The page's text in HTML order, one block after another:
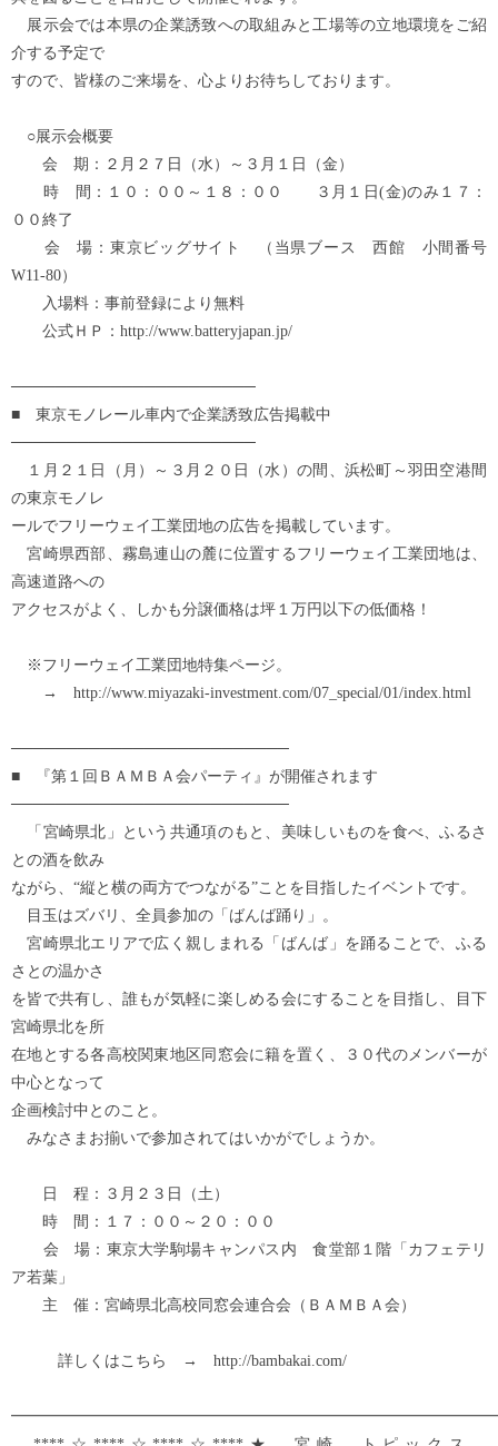
展示会では本県の企業誘致への取組みと工場等の立地環境をご紹
介する予定で
すので、皆様のご来場を、心よりお待ちしております。
○展示会概要
会 期：２月２７日（水）～３月１日（金）
時 間：１０：００～１８：００ ３月１日(金)のみ１７：
００終了
会 場：東京ビッグサイト （当県ブース 西館 小間番号
W11-80）
入場料：事前登録により無料
公式ＨＰ：http://www.batteryjapan.jp/
──────────────────────
■ 東京モノレール車内で企業誘致広告掲載中
──────────────────────
１月２１日（月）～３月２０日（水）の間、浜松町～羽田空港間
の東京モノレ
ールでフリーウェイ工業団地の広告を掲載しています。
宮崎県西部、霧島連山の麓に位置するフリーウェイ工業団地は、
高速道路への
アクセスがよく、しかも分譲価格は坪１万円以下の低価格！
※フリーウェイ工業団地特集ページ。
→ http://www.miyazaki-investment.com/07_special/01/index.html
─────────────────────────
■ 『第１回ＢＡＭＢＡ会パーティ』が開催されます
─────────────────────────
「宮崎県北」という共通項のもと、美味しいものを食べ、ふるさ
との酒を飲み
ながら、“縦と横の両方でつながる”ことを目指したイベントです。
目玉はズバリ、全員参加の「ばんば踊り」。
宮崎県北エリアで広く親しまれる「ばんば」を踊ることで、ふる
さとの温かさ
を皆で共有し、誰もが気軽に楽しめる会にすることを目指し、目下
宮崎県北を所
在地とする各高校関東地区同窓会に籍を置く、３０代のメンバーが
中心となって
企画検討中とのこと。
みなさまお揃いで参加されてはいかがでしょうか。
日 程：３月２３日（土）
時 間：１７：００～２０：００
会 場：東京大学駒場キャンパス内 食堂部１階「カフェテリ
ア若葉」
主 催：宮崎県北高校同窓会連合会（ＢＡＭＢＡ会）
詳しくはこちら → http://bambakai.com/